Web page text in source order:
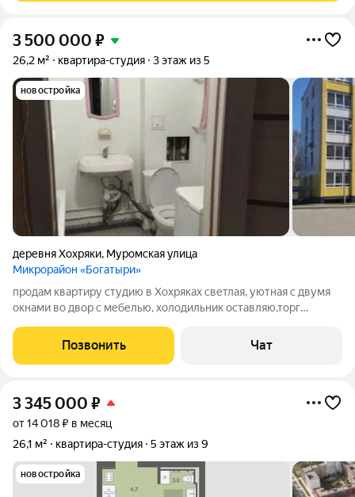
3 500 000 ₽
26,2 м² квартира-студия 3 этаж из 5
новостройка
деревня Хохряки, Муромская улица
Микрорайон «Богатыри»
продам квартиру студию в Хохряках светлая, уютная с двумя
окнами во двор с мебелью, холодильник оставляю,торг
Позвонить Чат
3 345 000 ₽
от 14 018 ₽ в месяц
26,1 м²
квартира-студия 5 этаж из 9
новостройка